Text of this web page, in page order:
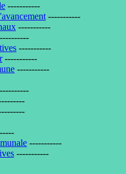
-----------
-----------
-----------
-----------
-----------
-----------
-----------
-----------